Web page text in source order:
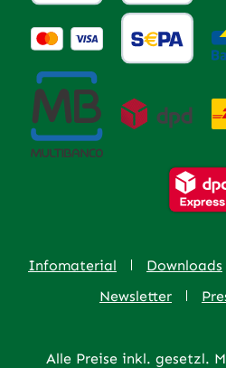
Infomaterial Downloads
Newsletter
Alle Preise inkl. gesetzl.